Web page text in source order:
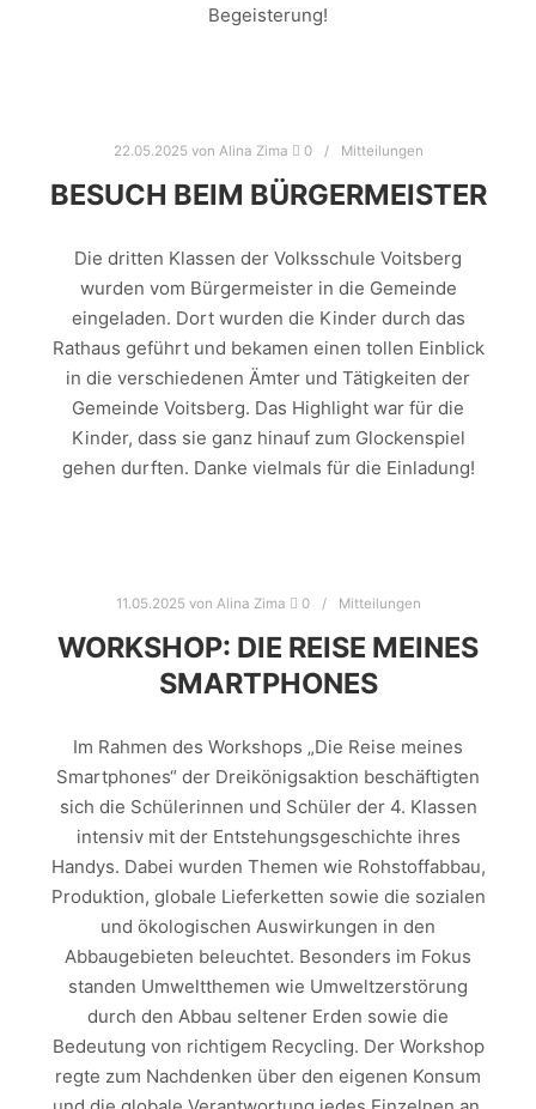
Begeisterung!
22.05.2025 von Alina Zima 0 Mitteilungen
BESUCH BEIM BÜRGERMEISTER
Die dritten Klassen der Volksschule Voitsberg
wurden vom Bürgermeister in die Gemeinde
eingeladen. Dort wurden die Kinder durch das
Rathaus geführt und bekamen einen tollen Einblick
in die verschiedenen Ämter und Tätigkeiten der
Gemeinde Voitsberg. Das Highlight war für die
Kinder, dass sie ganz hinauf zum Glockenspiel
gehen durften. Danke vielmals für die Einladung!
11.05.2025 von Alina Zima 0 Mitteilungen
WORKSHOP: DIE REISE MEINES
SMARTPHONES
Im Rahmen des Workshops „Die Reise meines
Smartphones“ der Dreikönigsaktion beschäftigten
sich die Schülerinnen und Schüler der 4. Klassen
intensiv mit der Entstehungsgeschichte ihres
Handys. Dabei wurden Themen wie Rohstoffabbau,
Produktion, globale Lieferketten sowie die sozialen
und ökologischen Auswirkungen in den
Abbaugebieten beleuchtet. Besonders im Fokus
standen Umweltthemen wie Umweltzerstörung
durch den Abbau seltener Erden sowie die
Bedeutung von richtigem Recycling. Der Workshop
regte zum Nachdenken über den eigenen Konsum